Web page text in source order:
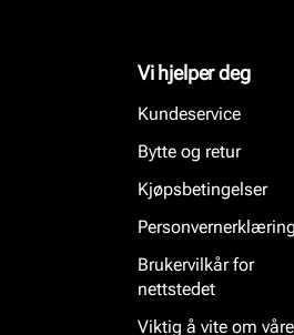
Vi hjelper deg
Kundeservice
Bytte og retur
Kjøpsbetingelser
Personvernerklæring
Brukervilkår for
nettstedet
Viktig å vite om våre